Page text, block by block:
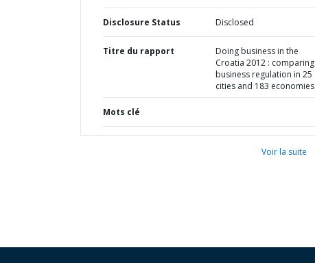
Disclosure Status Disclosed
Titre du rapport
Doing business in the
Croatia 2012 : comparing
business regulation in 25
cities and 183 economies
Mots clé
Voir la suite